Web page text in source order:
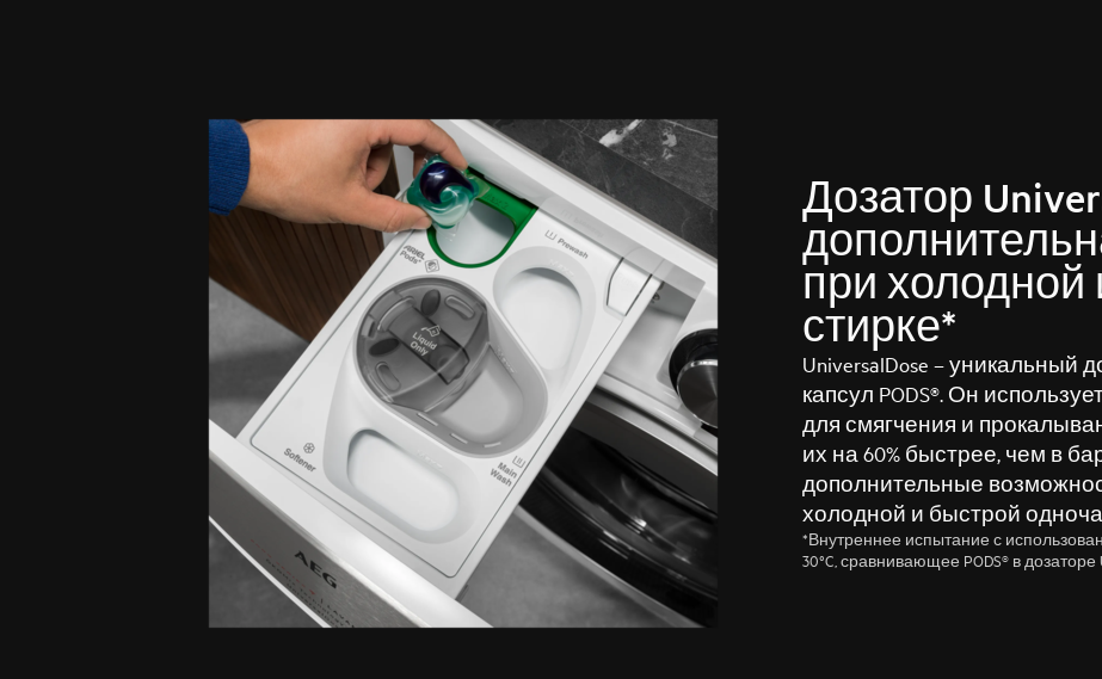
Дозатор
при холодной
стирке*
UniversalDose – уникальный
капсул PODS®. Он
для смягчения и
их на 60% быстрее, чем в
дополнительные
холодной и быстрой
*Внутреннее испытание с
30°C, сравнивающее PODS® в дозаторе